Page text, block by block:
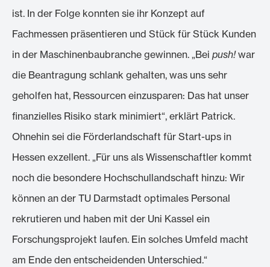
ist. In der Folge konnten sie ihr Konzept auf
Fachmessen präsentieren und Stück für Stück Kunden
in der Maschinenbaubranche gewinnen. „Bei push!war
die Beantragung schlank gehalten, was uns sehr
geholfen hat, Ressourcen einzusparen: Das hat unser
finanzielles Risiko stark minimiert“, erklärt Patrick.
Ohnehin sei die Förderlandschaft für Start-ups in
Hessen exzellent. „Für uns als Wissenschaftler kommt
noch die besondere Hochschullandschaft hinzu: Wir
können an der TU Darmstadt optimales Personal
rekrutieren und haben mit der Uni Kassel ein
Forschungsprojekt laufen. Ein solches Umfeld macht
am Ende den entscheidenden Unterschied.“